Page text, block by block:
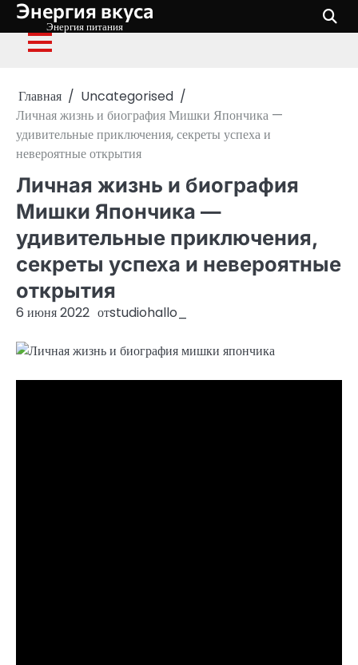
Перейти
содержимому
Энергия вкуса
Энергия питания
Главная
Uncategorised
Личная жизнь и биография Мишки Япончика —
удивительные приключения, секреты успеха и
невероятные открытия
Личная жизнь и биография
Мишки Япончика —
удивительные приключения,
секреты успеха и невероятные
открытия
6 июня 2022 отstudiohallo_